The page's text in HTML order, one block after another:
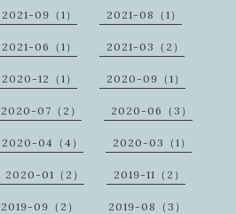
2021-09（1） 2021-08（1）
2021-06（1） 2021-03（2）
2020-12（1） 2020-09（1）
2020-07（2） 2020-06（3）
2020-04（4） 2020-03（1）
2020-01（2） 2019-11（2）
2019-09（2） 2019-08（3）